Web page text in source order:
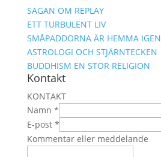
SAGAN OM REPLAY
ETT TURBULENT LIV
SMÅPADDORNA ÄR HEMMA IGEN
ASTROLOGI OCH STJÄRNTECKEN
BUDDHISM EN STOR RELIGION
Kontakt
KONTAKT
meddelande
eller
Namn
Namn *
E-post *
Kommentar eller meddelande